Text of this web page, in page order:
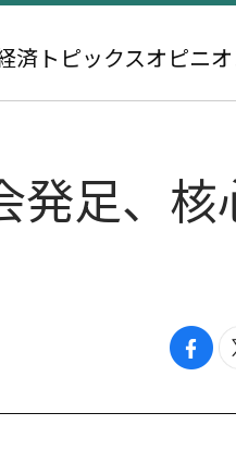
済 トピックスオピニ
足、核